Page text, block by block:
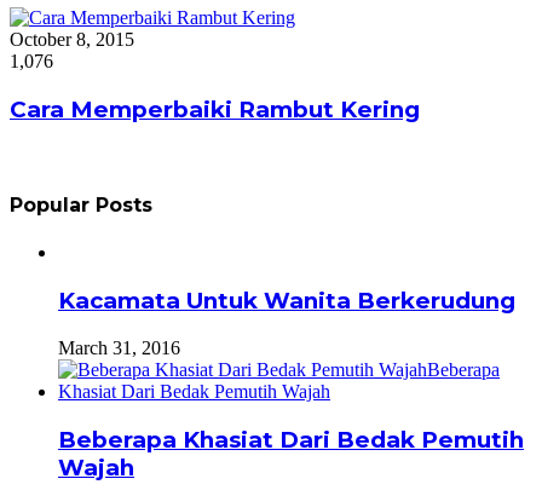
October 8, 2015
1,076
Cara Memperbaiki Rambut Kering
Popular Posts
Kacamata Untuk Wanita Berkerudung
March 31, 2016
Beberapa Khasiat Dari Bedak Pemutih
Wajah